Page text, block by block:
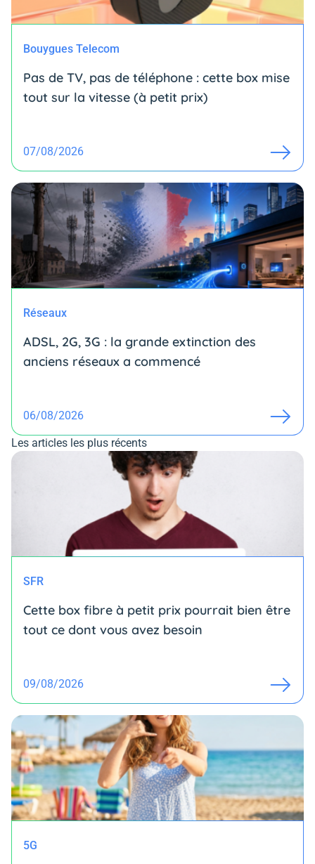
Bouygues Telecom
Pas de TV, pas de téléphone : cette box mise
tout sur la vitesse (à petit prix)
07/08/2026
Réseaux
ADSL, 2G, 3G : la grande extinction des
anciens réseaux a commencé
06/08/2026
Les articles les plus récents
SFR
Cette box fibre à petit prix pourrait bien être
tout ce dont vous avez besoin
09/08/2026
5G